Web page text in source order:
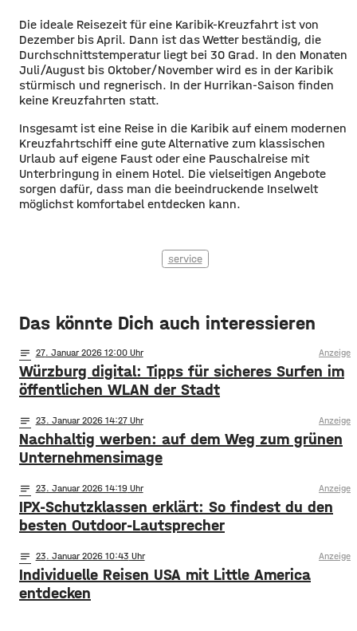
Die ideale Reisezeit für eine Karibik-Kreuzfahrt ist von
Dezember bis April. Dann ist das Wetter beständig, die
Durchschnittstemperatur liegt bei 30 Grad. In den Monaten
Juli/August bis Oktober/November wird es in der Karibik
stürmisch und regnerisch. In der Hurrikan-Saison finden
keine Kreuzfahrten statt.
Insgesamt ist eine Reise in die Karibik auf einem modernen
Kreuzfahrtschiff eine gute Alternative zum klassischen
Urlaub auf eigene Faust oder eine Pauschalreise mit
Unterbringung in einem Hotel. Die vielseitigen Angebote
sorgen dafür, dass man die beeindruckende Inselwelt
möglichst komfortabel entdecken kann.
service
Das könnte Dich auch interessieren
notes 27. Januar 2026 12:00 Anzeige
Würzburg digital: Tipps für sicheres Surfen im
öffentlichen WLAN der Stadt
notes 23. Januar 2026 14:27 Anzeige
Nachhaltig werben: auf dem Weg zum grünen
Unternehmensimage
notes 23. Januar 2026 14:19 Anzeige
IPX-Schutzklassen erklärt: So findest du den
besten Outdoor-Lautsprecher
notes 23. Januar 2026 10:43 Anzeige
Individuelle Reisen USA mit Little America
entdecken